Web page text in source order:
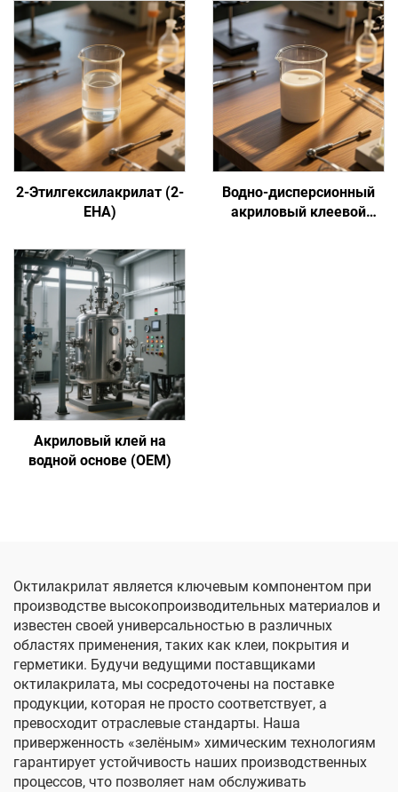
2-Этилгексилакрилат (2-
EHA)
Водно-дисперсионный
акриловый клеевой
Акриловый клей на
водной основе (OEM)
Октилакрилат является ключевым компонентом при
производстве высокопроизводительных материалов и
известен своей универсальностью в различных
областях применения, таких как клеи, покрытия и
герметики. Будучи ведущими поставщиками
октилакрилата, мы сосредоточены на поставке
продукции, которая не просто соответствует, а
превосходит отраслевые стандарты. Наша
приверженность «зелёным» химическим технологиям
гарантирует устойчивость наших производственных
процессов, что позволяет нам обслуживать